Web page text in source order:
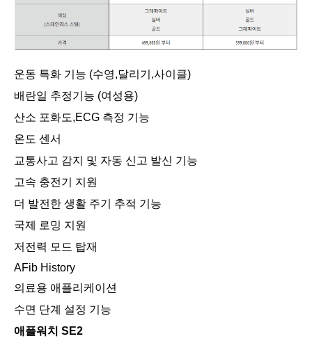
운동 특화 기능 (수영,달리기,사이클)
배란일 추정기능 (여성용)
산소 포화도,ECG 측정 기능
온도 센서
교통사고 감지 및 자동 신고 발신 기능
고속 충전기 지원
더 발전한 생활 주기 추적 기능
국제 로밍 지원
저전력 모드 탑재
AFib History
의료용 애플리케이션
수면 단계 설정 기능
애플워치 SE2